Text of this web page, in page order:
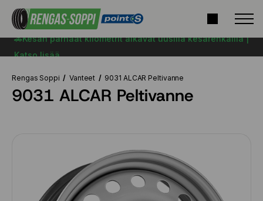
🚗Kesän parhaat kilometrit alkavat uusilla kesärenkailla |
Katso lisää
Rengas Soppi Vanteet 9031 ALCAR Peltivanne
9031 ALCAR Peltivanne